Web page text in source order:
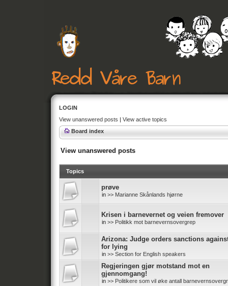
LOGIN
View unanswered posts | View active topics
Board index
View unanswered posts
Topics
prøve
in >> Marianne Skånlands hjørne
Krisen i barnevernet og veien fremover
in >> Politikk mot barnevernsovergrep
Arizona: Judge orders sanctions
for lying
in >> Section for English speakers
Regjeringen gjør motstand mot en
gjennomgang!
in >> Politikere som vil øke antall